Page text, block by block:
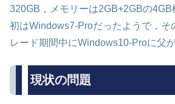
320GB，メモリーは2GB+2GBの4GB
初はWindows7-Proだったようで，そ
レード期間中にWindows10-Proに父
現状の問題